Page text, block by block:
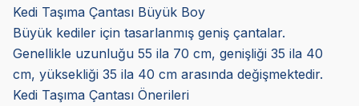
Kedi Taşıma Çantası Büyük Boy
Büyük kediler için tasarlanmış geniş çantalar.
Genellikle uzunluğu 55 ila 70 cm, genişliği 35 ila 40
cm, yüksekliği 35 ila 40 cm arasında değişmektedir.
Kedi Taşıma Çantası Önerileri